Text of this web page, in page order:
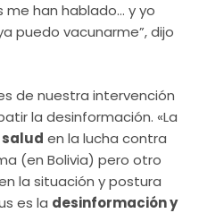
me han hablado… y yo
puedo vacunarme”, dijo
de nuestra intervención
la desinformación. «La
en la lucha contra
(en Bolivia) pero otro
la situación y postura
es la desinformación y